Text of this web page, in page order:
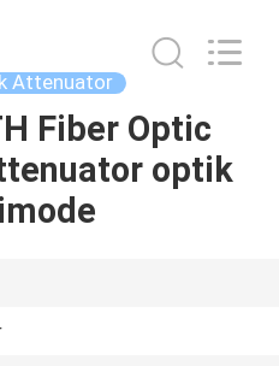
Attenuator
Fiber Optic
optik